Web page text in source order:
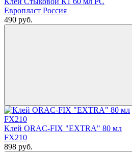
Европласт Россия
490 руб.
Клей ORAC-FIX "EXTRA" 80 мл
FX210
898 руб.